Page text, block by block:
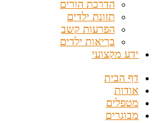
הדרכת הורים
תזונת ילדים
הפרעות קשב
בריאות ילדים
ידע מקצועי
דף הבית
אודות
מטפלים
מבוגרים